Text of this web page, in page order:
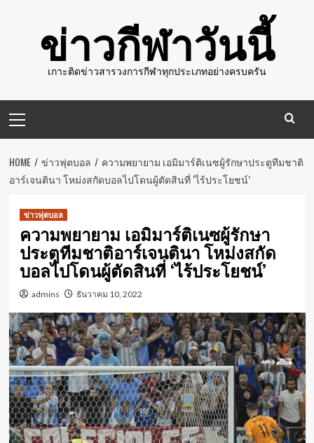
ข่าวกีฬาวันนี้
เกาะติดข่าวสารวงการกีฬาทุกประเภทอย่างครบครัน
Menu
HOME ข่าวฟุตบอล
ความพยายาม เอมิมาร์ติเนซผู้รักษาประตูทีมชาติ
อาร์เจนตินา โหม่งสกัดบอลไปโดนผู้ตัดสินที่ ‘ไร้ประโยชน์’
ข่าวฟุตบอล
ความพยายาม เอมิมาร์ติเนซผู้รักษา
ประตูทีมชาติอาร์เจนตินา โหม่งสกัด
บอลไปโดนผู้ตัดสินที่ ‘ไร้ประโยชน์’
admins ธันวาคม 10, 2022